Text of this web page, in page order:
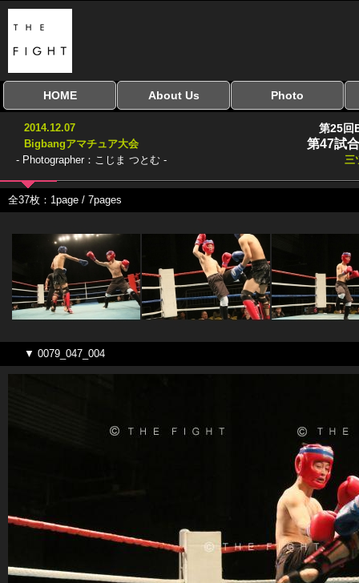
HOME
全興行を表示
ナイスミドル
アマチュアキック
協議会
全日本学生キック
建武館キッズ大会
Bigbang
おやじファイト
About Us Photo
無料ダウンロード
2014.12.07
Bigbangアマチュア大会
- Photographer：こじま つとむ -
第25回
第47試
三
全37枚：1page / 7pages
▼ 0079_047_004